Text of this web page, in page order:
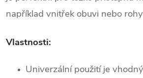
například vnitřek obuvi nebo
Vlastnosti:
Univerzální použití je